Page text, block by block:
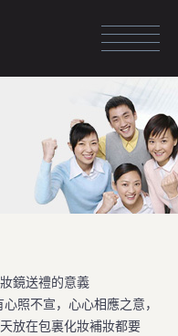
鏡送禮的意義
不宣，心心相應之意，
放在包裏化妝補妝都要